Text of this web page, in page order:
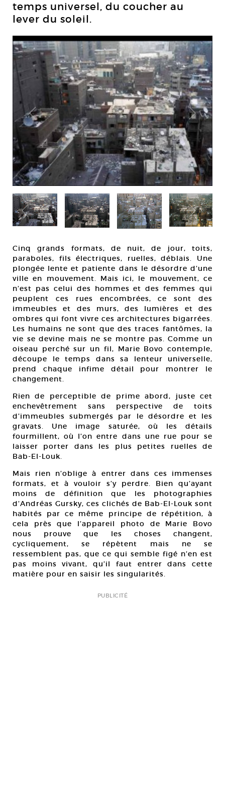
temps universel, du coucher au
lever du soleil.
Cinq grands formats, de nuit, de jour, toits,
paraboles, fils électriques, ruelles, déblais. Une
plongée lente et patiente dans le désordre d’une
ville en mouvement. Mais ici, le mouvement, ce
n’est pas celui des hommes et des femmes qui
peuplent ces rues encombrées, ce sont des
immeubles et des murs, des lumières et des
ombres qui font vivre ces architectures bigarrées.
Les humains ne sont que des traces fantômes, la
vie se devine mais ne se montre pas. Comme un
oiseau perché sur un fil, Marie Bovo contemple,
découpe le temps dans sa lenteur universelle,
prend chaque infime détail pour montrer le
changement.
Rien de perceptible de prime abord, juste cet
enchevêtrement sans perspective de toits
d’immeubles submergés par le désordre et les
gravats. Une image saturée, où les détails
fourmillent, où l’on entre dans une rue pour se
laisser porter dans les plus petites ruelles de
Bab-El-Louk.
Mais rien n’oblige à entrer dans ces immenses
formats, et à vouloir s’y perdre. Bien qu’ayant
moins de définition que les photographies
d’Andréas Gursky, ces clichés de Bab-El-Louk sont
habités par ce même principe de répétition, à
cela près que l’appareil photo de Marie Bovo
nous prouve que les choses changent,
cycliquement, se répètent mais ne se
ressemblent pas, que ce qui semble figé n’en est
pas moins vivant, qu’il faut entrer dans cette
matière pour en saisir les singularités.
PUBLICITÉ